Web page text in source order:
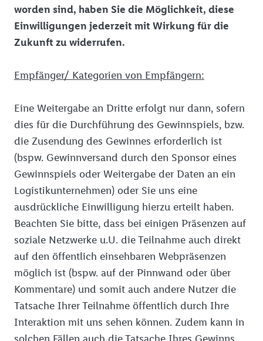
worden sind, haben Sie die Möglichkeit, diese
Einwilligungen jederzeit mit Wirkung für die
Zukunft zu widerrufen.
Empfänger/ Kategorien von Empfängern:
Eine Weitergabe an Dritte erfolgt nur dann, sofern
dies für die Durchführung des Gewinnspiels, bzw.
die Zusendung des Gewinnes erforderlich ist
(bspw. Gewinnversand durch den Sponsor eines
Gewinnspiels oder Weitergabe der Daten an ein
Logistikunternehmen) oder Sie uns eine
ausdrückliche Einwilligung hierzu erteilt haben.
Beachten Sie bitte, dass bei einigen Präsenzen auf
soziale Netzwerke u.U. die Teilnahme auch direkt
auf den öffentlich einsehbaren Webpräsenzen
möglich ist (bspw. auf der Pinnwand oder über
Kommentare) und somit auch andere Nutzer die
Tatsache Ihrer Teilnahme öffentlich durch Ihre
Interaktion mit uns sehen können. Zudem kann in